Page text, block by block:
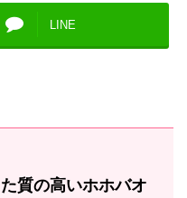
LINE
質の高いホホバオ